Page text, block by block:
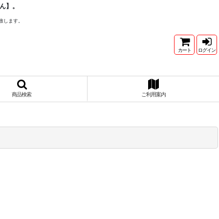
】。
ます。
カート ログイン
商品検索 ご利用案内